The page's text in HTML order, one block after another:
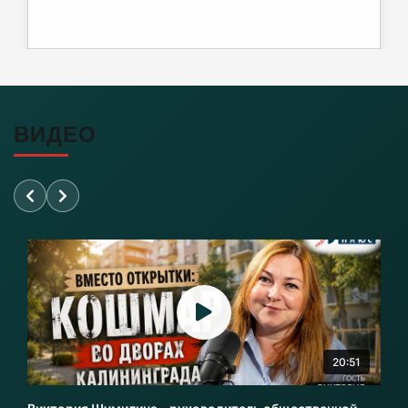
Евросоюз "подкатил" 1,5 млн инкубационных
07-08-2026
Сколько иностранцев еду в Россию?
07-08-2026
Порядка 3 тысяч калининградских семей
оплатили маткапиталом образование детей в
2026 году
ВИДЕО
20:51